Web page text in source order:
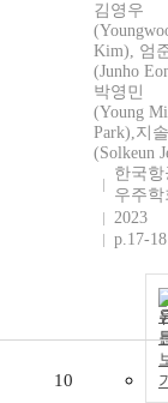
김영우
Kim), 엄
(Junho
박영민
(Young
Park),지
(Solkeun
한국항
우주학
2023
p.17-18
10